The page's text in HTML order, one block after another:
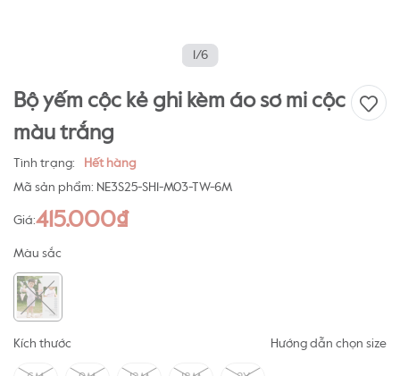
1/6
Bộ yếm cộc kẻ ghi kèm áo sơ mi cộc
màu trắng
Tình trạng:
Hết hàng
Mã sản phẩm: NE3S25-SH1-M03-TW-6M
Giá:415.000₫
Màu sắc
Kích thước Hướng dẫn chọn size